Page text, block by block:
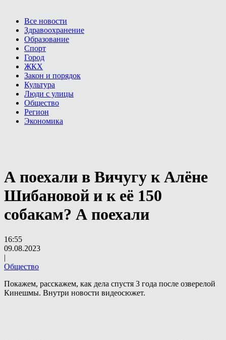
Все новости
Здравоохранение
Образование
Спорт
Город
ЖКХ
Закон и порядок
Культура
Люди с улицы
Общество
Регион
Экономика
А поехали в Вичугу к Алёне
Шибановой и к её 150
собакам? А поехали
16:55
09.08.2023
|
Общество
Покажем, расскажем, как дела спустя 3 года после озверелой
Кинешмы. Внутри новости видеосюжет.